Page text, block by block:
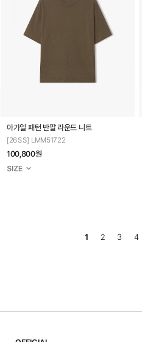
아가일 패턴 반팔 라운드 니트
[26SS] LMM51722
100,800원
1 2 3 4